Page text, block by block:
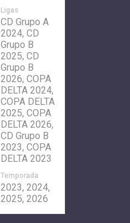
Ligas
CD Grupo A
2024, CD
Grupo B
2025, CD
Grupo B
2026, COPA
DELTA 2024,
COPA DELTA
2025, COPA
DELTA 2026,
CD Grupo B
2023, COPA
DELTA 2023
Temporada
2023, 2024,
2025, 2026